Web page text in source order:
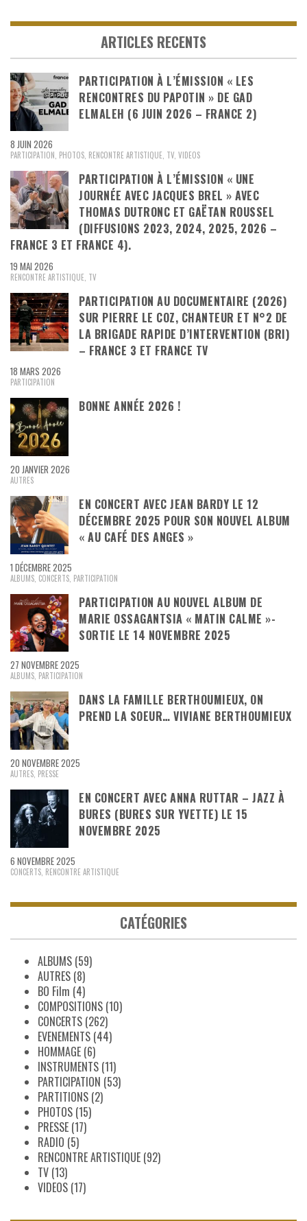
ARTICLES RECENTS
PARTICIPATION À L’ÉMISSION « LES
RENCONTRES DU PAPOTIN » DE GAD
ELMALEH (6 JUIN 2026 – FRANCE 2)
8 JUIN 2026
PARTICIPATION PHOTOS RENCONTRE ARTISTIQUE TV VIDEOS
PARTICIPATION À L’ÉMISSION « UNE
JOURNÉE AVEC JACQUES BREL » AVEC
THOMAS DUTRONC ET GAËTAN ROUSSEL
(DIFFUSIONS 2023, 2024, 2025, 2026 –
FRANCE 3 ET FRANCE 4).
19 MAI 2026
RENCONTRE ARTISTIQUE TV
PARTICIPATION AU DOCUMENTAIRE (2026)
SUR PIERRE LE COZ, CHANTEUR ET N°2 DE
LA BRIGADE RAPIDE D’INTERVENTION (BRI)
– FRANCE 3 ET FRANCE TV
18 MARS 2026
PARTICIPATION
BONNE ANNÉE 2026 !
20 JANVIER 2026
AUTRES
EN CONCERT AVEC JEAN BARDY LE 12
DÉCEMBRE 2025 POUR SON NOUVEL ALBUM
« AU CAFÉ DES ANGES »
1 DÉCEMBRE 2025
ALBUMS, CONCERTS, PARTICIPATION
PARTICIPATION AU NOUVEL ALBUM DE
MARIE OSSAGANTSIA « MATIN CALME »-
SORTIE LE 14 NOVEMBRE 2025
27 NOVEMBRE 2025
ALBUMS PARTICIPATION
DANS LA FAMILLE BERTHOUMIEUX, ON
PREND LA SOEUR… VIVIANE BERTHOUMIEUX
20 NOVEMBRE 2025
AUTRES PRESSE
EN CONCERT AVEC ANNA RUTTAR – JAZZ À
BURES (BURES SUR YVETTE) LE 15
NOVEMBRE 2025
6 NOVEMBRE 2025
CONCERTS RENCONTRE ARTISTIQUE
CATÉGORIES
ALBUMS (59)
AUTRES (8)
BO Film (4)
COMPOSITIONS (10)
CONCERTS (262)
EVENEMENTS (44)
HOMMAGE (6)
INSTRUMENTS (11)
PARTICIPATION (53)
PARTITIONS (2)
PHOTOS (15)
PRESSE (17)
RADIO (5)
RENCONTRE ARTISTIQUE (92)
TV (13)
VIDEOS (17)